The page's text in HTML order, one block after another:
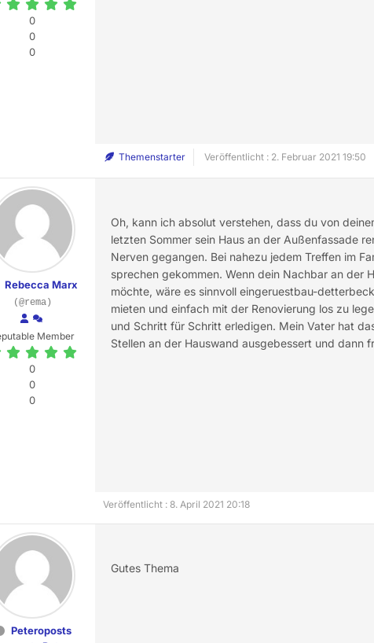
0
0
0
Themenstarter Veröffentlicht : 2. Februar 2021 19:50
Rebecca Marx
(@rema)
Member
0
0
0
Oh, kann ich absolut verstehen, dass du von
letzten Sommer sein Haus an der Außenfassade
Nerven gegangen. Bei nahezu jedem Treffen im
sprechen gekommen. Wenn dein Nachbar an der
möchte, wäre es sinnvoll eingeruestbau-
mieten und einfach mit der Renovierung los zu
und Schritt für Schritt erledigen. Mein Vater hat
Stellen an der Hauswand ausgebessert und dann
Veröffentlicht : 8. April 2021 20:18
Peteroposts
Gutes Thema